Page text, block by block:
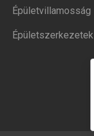
Épületvillamosság
Épületszerkezetek